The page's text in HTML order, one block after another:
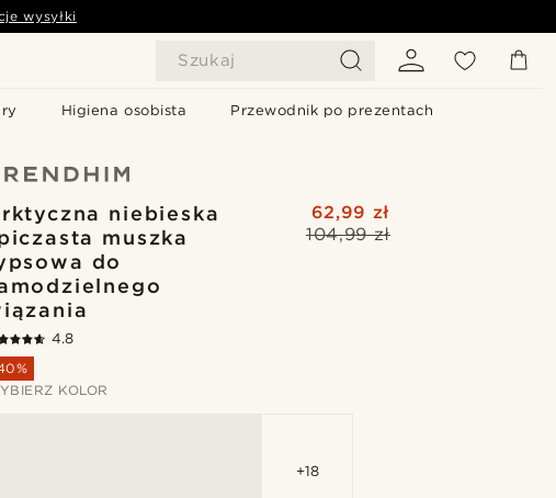
Szukaj
Higiena osobista Przewodnik po prezentach
wysyłki
niebieska
muszka
do
104,99 zł
62,99 zł
4.8
KOLOR
+18